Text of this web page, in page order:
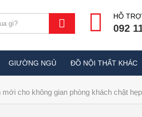
HỖ
092
GIƯỜNG NGỦ ĐỒ NỘI THẤT KHÁC
cho không gian phòng khách chật hẹp